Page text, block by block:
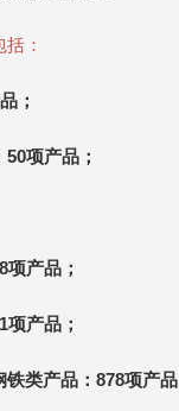
：
；
项产品；
产品；
产品；
类产品：878项产品